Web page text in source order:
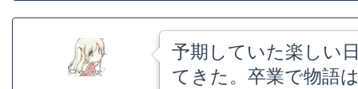
予期していた楽しい
てきた。卒業で物語